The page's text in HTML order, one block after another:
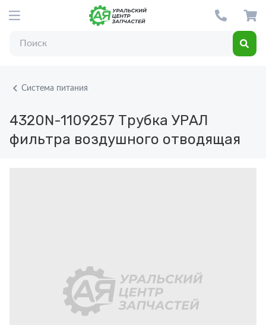
Система питания
4320N-1109257 Трубка УРАЛ
фильтра воздушного отводящая